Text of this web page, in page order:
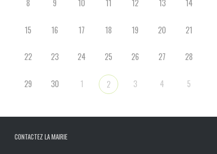
8 9 10 11 12 13 14
15 16 17 18 19 20 21
22 23 24 25 26 27 28
29 30 1 2 3 4 5
CONTACTEZ LA MAIRIE